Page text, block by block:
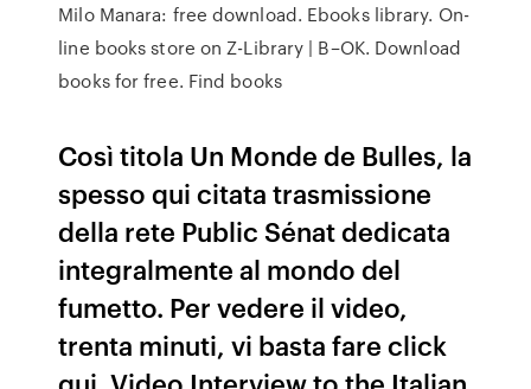
Milo Manara: free download. Ebooks library. On-
line books store on Z-Library | B–OK. Download
books for free. Find books
Così titola Un Monde de Bulles, la
spesso qui citata trasmissione
della rete Public Sénat dedicata
integralmente al mondo del
fumetto. Per vedere il video,
trenta minuti, vi basta fare click